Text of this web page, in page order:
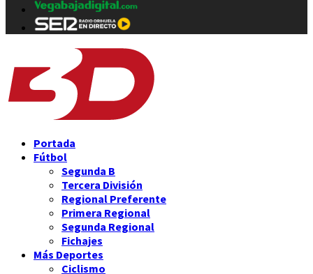
Portada
Fútbol
Segunda B
Tercera División
Regional Preferente
Primera Regional
Segunda Regional
Fichajes
Más Deportes
Ciclismo